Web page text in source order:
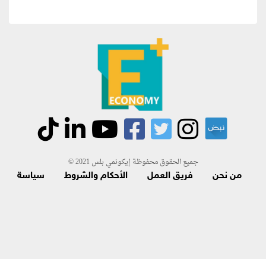
جميع الحقوق محفوظة إيكونمي بلس 2021 ©
من نحن فريق العمل الأحكام والشروط
سياسة